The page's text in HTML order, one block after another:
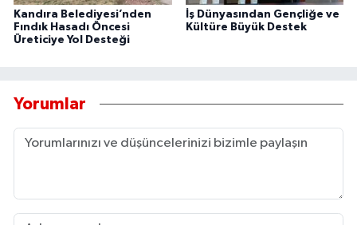
Kandıra Belediyesi’nden
Fındık Hasadı Öncesi
Üreticiye Yol Desteği
İş Dünyasından Gençliğe ve
Kültüre Büyük Destek
Yorumlar